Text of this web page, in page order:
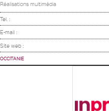
Réalisations multimédia
Tel. :
E-mail :
Site web :
OCCITANIE